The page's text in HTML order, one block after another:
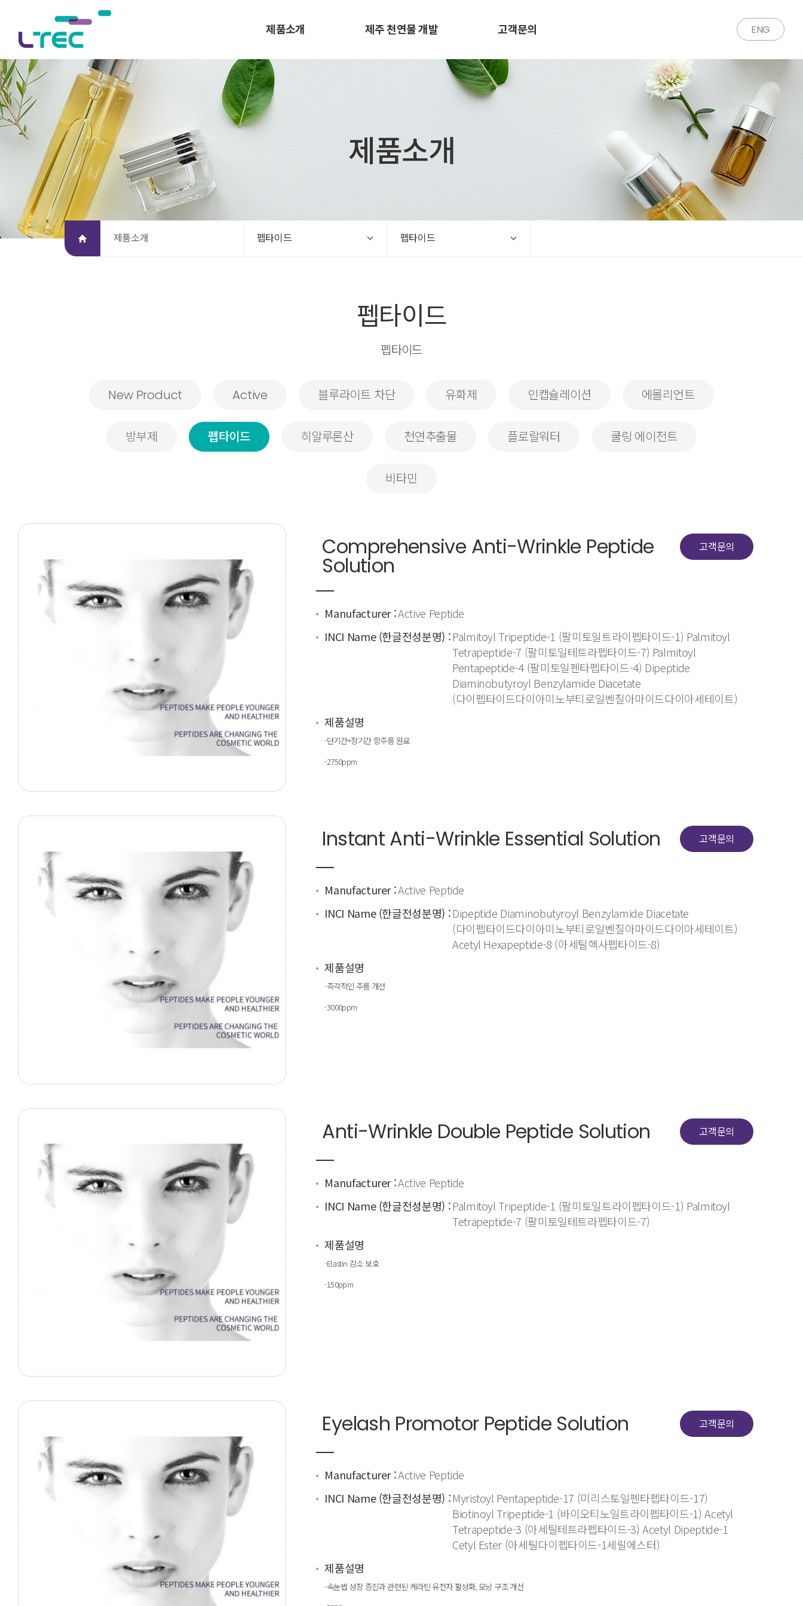
제품소개 제주 천연물 개발 고객문의 ENG
제품소개
제품소개 펩타이드 펩타이드
펩타이드
펩타이드
New Product Active 블루라이트 차단 유화제 인캡슐레이션 에몰리언트
방부제 펩타이드 히알루론산 천연추출물 플로랄워터 쿨링 에이전트
비타민
Comprehensive Anti-Wrinkle Peptide
Solution
고객문의
Manufacturer :Active Peptide
INCI Name (한글전성분명) :Palmitoyl Tripeptide-1 (팔미토일트라이펩타이드-1) Palmitoyl
Tetrapeptide-7 (팔미토일테트라펩타이드-7) Palmitoyl
Pentapeptide-4 (팔미토일펜타펩타이드-4) Dipeptide
Diaminobutyroyl Benzylamide Diacetate
(다이펩타이드다이아미노부티로일벤질아마이드다이아세테이트)
제품설명
-단기간+장기간 항주름 원료
-2750ppm
Instant Anti-Wrinkle Essential Solution 고객문의
Manufacturer :Active Peptide
INCI Name (한글전성분명) :Dipeptide Diaminobutyroyl Benzylamide Diacetate
(다이펩타이드다이아미노부티로일벤질아마이드다이아세테이트)
Acetyl Hexapeptide-8 (아세틸헥사펩타이드-8)
제품설명
-즉각적인 주름 개선
-3000ppm
Anti-Wrinkle Double Peptide Solution 고객문의
Manufacturer :Active Peptide
INCI Name (한글전성분명) :Palmitoyl Tripeptide-1 (팔미토일트라이펩타이드-1) Palmitoyl
Tetrapeptide-7 (팔미토일테트라펩타이드-7)
제품설명
-Elastin 감소 보호
-150ppm
Eyelash Promotor Peptide Solution 고객문의
Manufacturer :Active Peptide
INCI Name (한글전성분명) :Myristoyl Pentapeptide-17 (미리스토일펜타펩타이드-17)
Biotinoyl Tripeptide-1 (바이오티노일트라이펩타이드-1) Acetyl
Tetrapeptide-3 (아세틸테트라펩타이드-3) Acetyl Dipeptide-1
Cetyl Ester (아세틸다이펩타이드-1세릴에스터)
제품설명
-속눈썹 성장 증진과 관련된 케라틴 유전자 활성화, 모낭 구조 개선